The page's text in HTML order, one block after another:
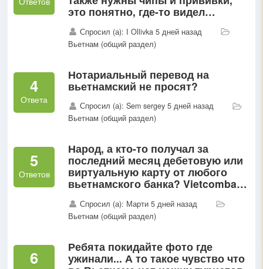
это понятно, где-то видел
прививки в один этап после
которой нужно ждать 30 дней,...
Спросил (а): I Ollivka 5 дней назад
Вьетнам (общий раздел)
4
Ответа
Нотариальный перевод на
вьетнамский не просят?
Спросил (а): Sem sergey 5 дней назад
Вьетнам (общий раздел)
5
Ответов
Народ, а кто-то получал за
последний месяц дебетовую или
виртуальную карту от любого
вьетнамского банка? Vietcombank
минимум на 12 месяцев (как и все
гос...
Спросил (а): Марти 5 дней назад
Вьетнам (общий раздел)
6
Ребята покидайте фото где
ужинали... А то такое чувство что